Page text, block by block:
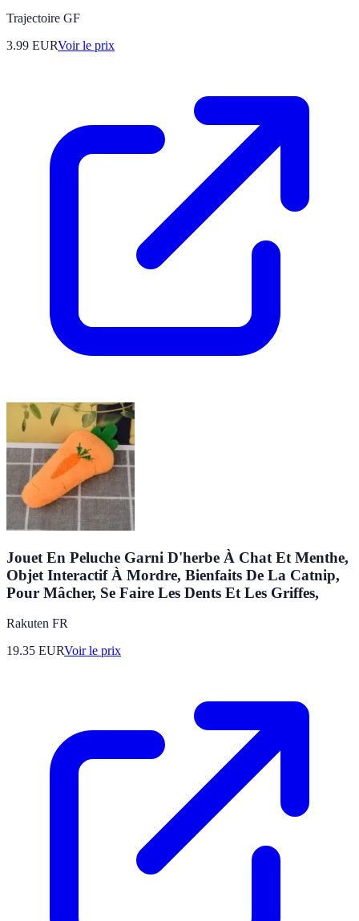
Trajectoire GF
3.99 EURVoir le prix
Jouet En Peluche Garni D'herbe À Chat Et Menthe,
Objet Interactif À Mordre, Bienfaits De La Catnip,
Pour Mâcher, Se Faire Les Dents Et Les Griffes,
Rakuten FR
19.35 EURVoir le prix